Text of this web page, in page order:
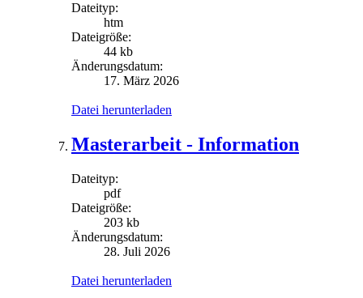
Dateityp:
htm
Dateigröße:
44 kb
Änderungsdatum:
17. März 2026
Datei herunterladen
Masterarbeit - Information
Dateityp:
pdf
Dateigröße:
203 kb
Änderungsdatum:
28. Juli 2026
Datei herunterladen